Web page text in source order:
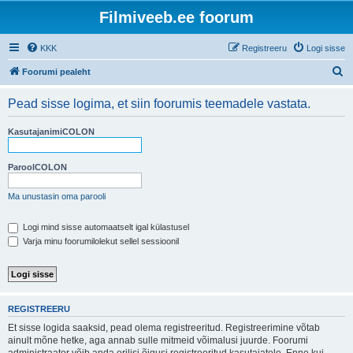
Filmiveeb.ee foorum
KKK Logi sisse
Registreeru
Foorumi pealeht
Pead sisse logima, et siin foorumis teemadele vastata.
KasutajanimiCOLON
ParoolCOLON
Ma unustasin oma parooli
Logi mind sisse automaatselt igal külastusel
Varja minu foorumilolekut sellel sessioonil
REGISTREERU
Et sisse logida saaksid, pead olema registreeritud. Registreerimine võtab
ainult mõne hetke, aga annab sulle mitmeid võimalusi juurde. Foorumi